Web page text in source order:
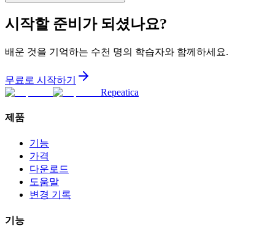
시작할 준비가 되셨나요?
배운 것을 기억하는 수천 명의 학습자와 함께하세요.
무료로 시작하기
Repeatica
제품
기능
가격
다운로드
도움말
변경 기록
기능